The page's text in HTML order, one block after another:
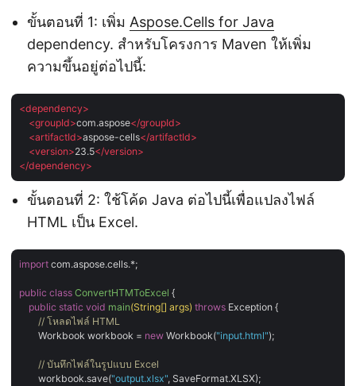
ขั้นตอนที่ 1: เพิ่ม Aspose.Cells for Java
dependency. สำหรับโครงการ Maven ให้เพิ่ม
ความขึ้นอยู่ต่อไปนี้:
<dependency>
<groupId>com.aspose</groupId>
<artifactId>aspose-cells</artifactId>
<version>23.5</version>
</dependency>
ขั้นตอนที่ 2: ใช้โค้ด Java ต่อไปนี้เพื่อแปลงไฟล์
HTML เป็น Excel.
import com.aspose.cells.*;
public class ConvertHTMToExcel {
public static void main(String[] args) throws Exception {
// โหลดไฟล์ HTML
        Workbook workbook =
new Workbook("input.html");
// บันทึกไฟล์ในรูปแบบ Excel
        workbook.save(
"output.xlsx", SaveFormat.XLSX);